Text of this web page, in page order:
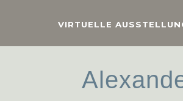
VIRTUELLE